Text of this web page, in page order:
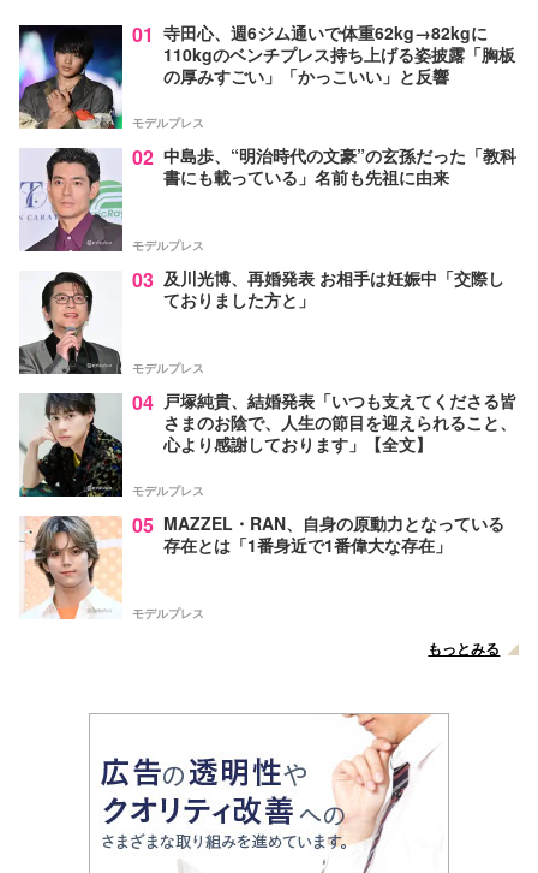
01 寺田心、週6ジム通いで体重62kg→82kgに
110kgのベンチプレス持ち上げる姿披露「胸板
の厚みすごい」「かっこいい」と反響
モデルプレス
02 中島歩、“明治時代の文豪”の玄孫だった「教科
書にも載っている」名前も先祖に由来
モデルプレス
03 及川光博、再婚発表 お相手は妊娠中「交際し
ておりました方と」
モデルプレス
04 戸塚純貴、結婚発表「いつも支えてくださる皆
さまのお陰で、人生の節目を迎えられること、
心より感謝しております」【全文】
モデルプレス
05 MAZZEL・RAN、自身の原動力となっている
存在とは「1番身近で1番偉大な存在」
モデルプレス
もっとみる